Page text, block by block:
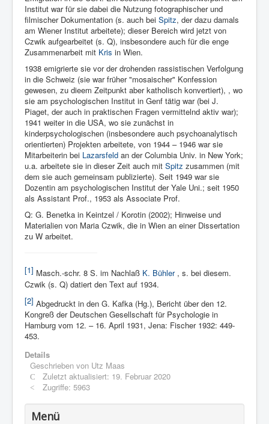
Institut war für sie dabei die Nutzung fotographischer und
filmischer Dokumentation (s. auch bei Spitz, der dazu damals
am Wiener Institut arbeitete); dieser Bereich wird jetzt von
Czwik aufgearbeitet (s. Q), insbesondere auch für die enge
Zusammenarbeit mit Kris in Wien.
1938 emigrierte sie vor der drohenden rassistischen Verfolgung
in die Schweiz (sie war früher "mosaischer" Konfession
gewesen, zu dieem Zeitpunkt aber katholisch konvertiert), , wo
sie am psychologischen Institut in Genf tätig war (bei J.
Piaget, der auch in praktischen Fragen vermittelnd aktiv war);
1941 weiter in die USA, wo sie zunächst in
kinderpsychologischen (insbesondere auch psychoanalytisch
orientierten) Projekten arbeitete, von 1944 – 1946 war sie
Mitarbeiterin bei Lazarsfeld an der Columbia Univ. in New York;
u.a. arbeitete sie in dieser Zeit auch mit Spitz zusammen (mit
dem sie auch gemeinsam publizierte). Seit 1949 war sie
Dozentin am psychologischen Institut der Yale Uni.; seit 1950
als Assistant Prof., 1953 als Associate Prof.
Q: G. Benetka in Keintzel / Korotin (2002); Hinweise und
Materialien von Maria Czwik, die in Wien an einer Dissertation
zu W arbeitet.
[1] Masch.-schr. 8 S. im Nachlaß K. Bühler, s. bei diesem.
Czwik (s. Q) datiert den Text auf 1934.
[2] Abgedruckt in den G. Kafka (Hg.), Bericht über den 12.
Kongreß der Deutschen Gesellschaft für Psychologie in
Hamburg vom 12. – 16. April 1931, Jena: Fischer 1932: 449-
453.
Details
Geschrieben von Utz Maas
Zuletzt aktualisiert: 19. Februar 2020
Zugriffe: 5963
Menü